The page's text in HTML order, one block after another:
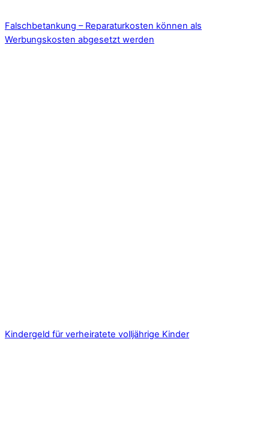
Falschbetankung – Reparaturkosten können als
Werbungskosten abgesetzt werden
Kindergeld für verheiratete volljährige Kinder